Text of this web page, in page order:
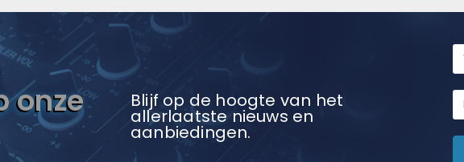
onze
Blijf op de hoogte van het
allerlaatste nieuws en
aanbiedingen.